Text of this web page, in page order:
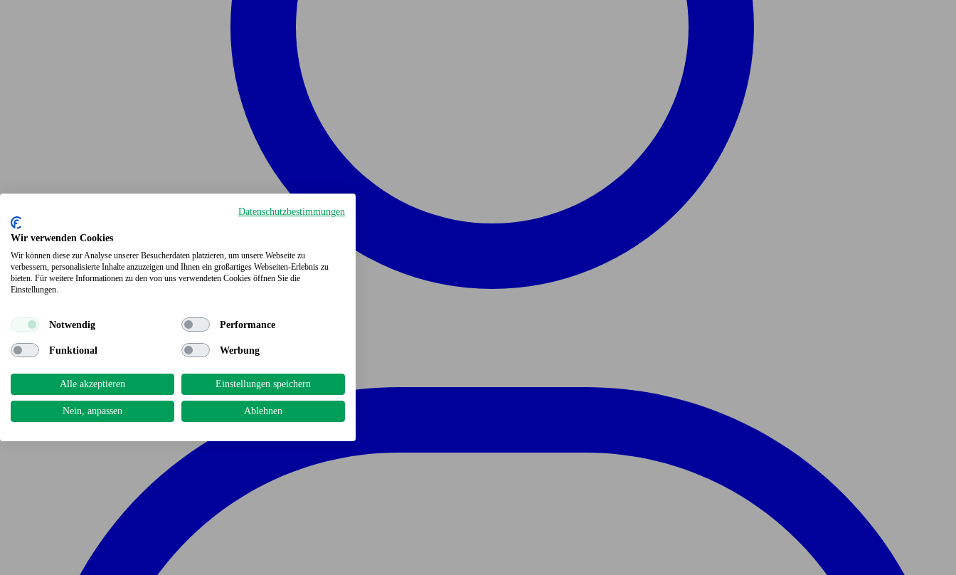
Datenschutzbestimmungen
Wir verwenden Cookies
Wir können diese zur Analyse unserer Besucherdaten platzieren, um unsere Webseite zu
verbessern, personalisierte Inhalte anzuzeigen und Ihnen ein großartiges Webseiten-Erlebnis zu
bieten. Für weitere Informationen zu den von uns verwendeten Cookies öffnen Sie die
Einstellungen.
Notwendig Performance
Funktional Werbung
Alle akzeptieren Einstellungen speichern
Nein, anpassen Ablehnen